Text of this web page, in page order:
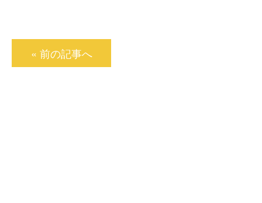
« 前の記事へ